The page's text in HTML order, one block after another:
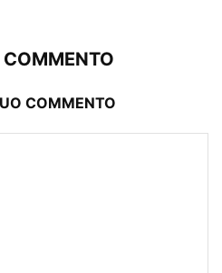
COMMENTO